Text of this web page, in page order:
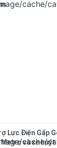
Lực Điện Gấp
và xe buýt